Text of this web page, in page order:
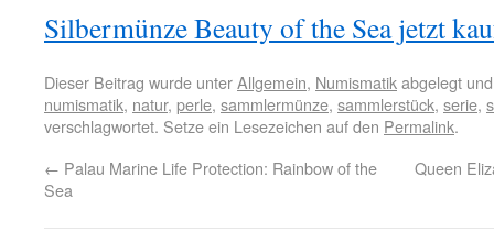
Silbermünze Beauty of the Sea jetzt
Dieser Beitrag wurde unterAllgemein, Numismatikabgelegt
numismatik, natur, perle, sammlermünze, sammlerstück, serie,
verschlagwortet. Setze ein Lesezeichen auf den Permalink.
← Palau Marine Life Protection: Rainbow of the
Sea
Queen